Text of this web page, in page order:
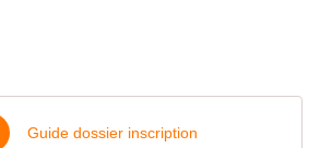
Guide dossier inscription